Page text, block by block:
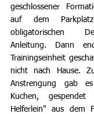
geschlossener
auf dem
obligatorischen
Anleitung. Dann
Trainingseinheit
nicht nach Hause.
Anstrengung gab
Kuchen,
Helferlein" aus dem